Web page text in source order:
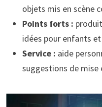
objets mis en scène
Points forts :
idées pour enfants
Service : aide
suggestions de mise